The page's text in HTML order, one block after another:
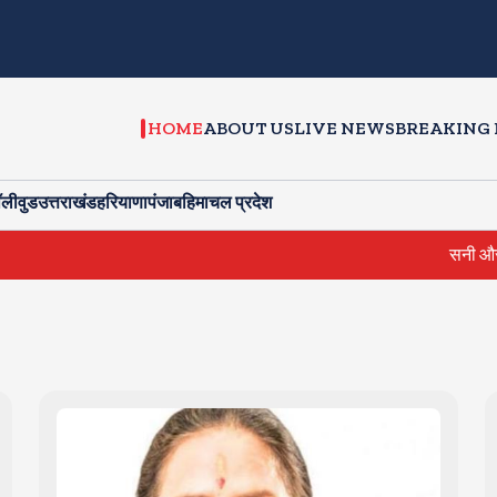
HOMEABOUT USLIVE NEWSBREAKING
उत्तराखंडहरियाणापंजाबहिमाचल प्रदेश
सनी और प्रीति जिंटा